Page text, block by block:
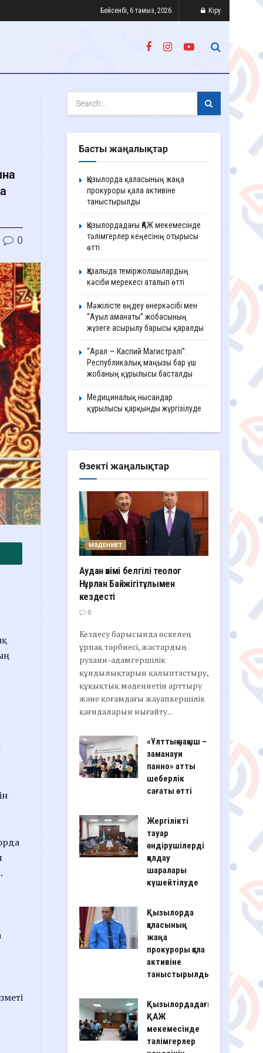
Бейсенбі, 6 тамыз, 2026 Кіру
0
Басты жаңалықтар
Қызылорда қаласының жаңа
прокуроры қала активіне
таныстырылды
Қызылордадағы ҚАЖ мекемесінде
тәлімгерлер кеңесінің отырысы
өтті
Қазалыда теміржолшылардың
кәсіби мерекесі аталып өтті
Мәжілісте өңдеу өнеркәсібі мен
“Ауыл аманаты” жобасының
жүзеге асырылу барысы қаралды
“Арал — Каспий Магистралі”:
Республикалық маңызы бар үш
жобаның құрылысы басталды
Медициналық нысандар
құрылысы қарқынды жүргізілуде
Өзекті жаңалықтар
МӘДЕНИЕТ
Аудан әкімі белгілі теолог
Нұрлан Байжігітұлымен
кездесті
0
Кездесу барысында өскелең
ұрпақ тәрбиесі, жастардың
рухани-адамгершілік
құндылықтарын қалыптастыру,
құқықтық мәдениетін арттыру
және қоғамдағы жауапкершілік
қағидаларын нығайту...
«Ұлттық нақыш –
заманауи
панно» атты
шеберлік
сағаты өтті
Жергілікті
тауар
өндірушілерді
қолдау
шаралары
күшейтілуде
Қызылорда
қаласының
жаңа
прокуроры қала
активіне
таныстырылды
Қызылордадағы
ҚАЖ
мекемесінде
тәлімгерлер